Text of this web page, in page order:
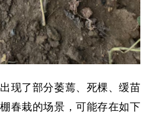
现了部分萎蔫、死棵、缓苗
春栽的场景，可能存在如下